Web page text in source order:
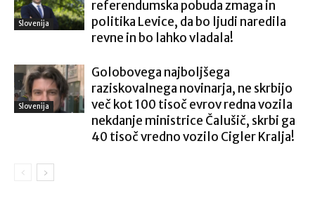
Slovenija
referendumska pobuda zmaga in
politika Levice, da bo ljudi naredila
revne in bo lahko vladala!
Slovenija
Golobovega najboljšega
raziskovalnega novinarja, ne skrbijo
več kot 100 tisoč evrov redna vozila
nekdanje ministrice Čalušič, skrbi ga
40 tisoč vredno vozilo Cigler Kralja!